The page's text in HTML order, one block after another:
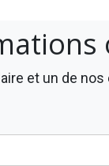
et un de